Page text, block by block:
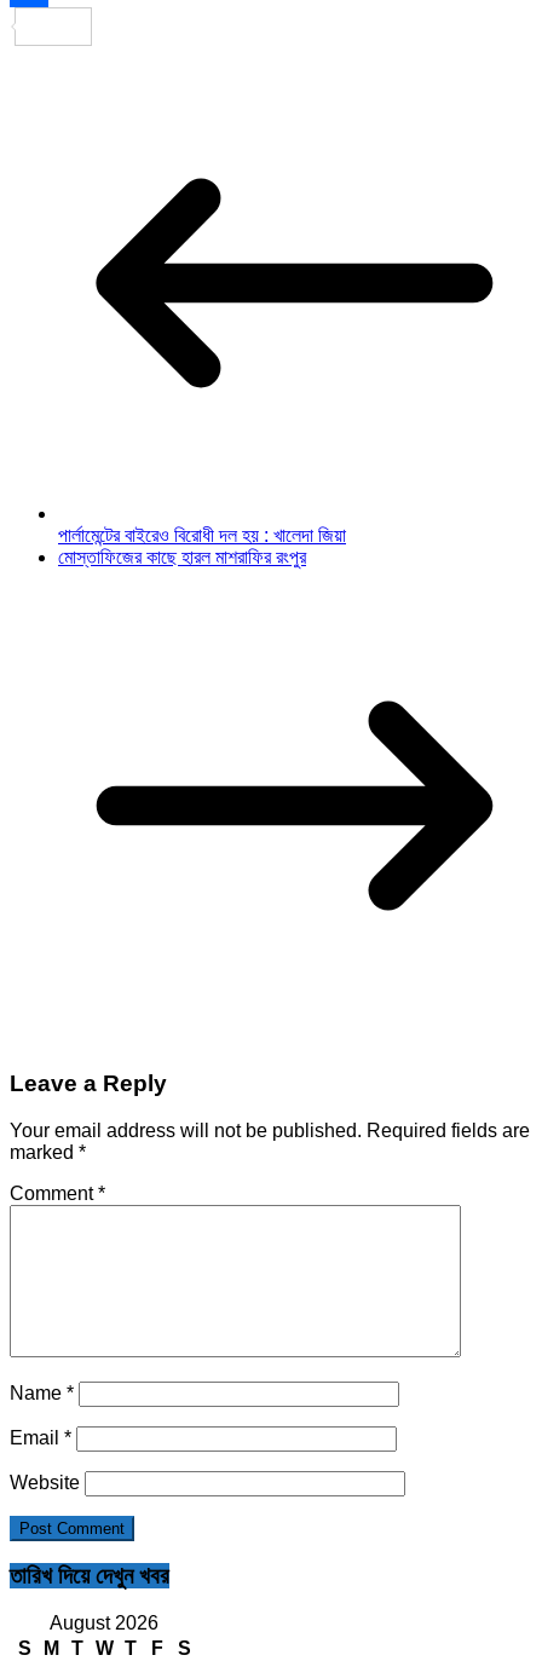
পার্লামেন্টের বাইরেও বিরোধী দল হয় : খালেদা জিয়া
মোস্তাফিজের কাছে হারল মাশরাফির রংপুর
Leave a Reply
Your email address will not be published. Required fields are
marked *
Comment*
Name *
Email *
Website
তারিখ দিয়ে দেখুন খবর
August 2026
S
M T W T F
S